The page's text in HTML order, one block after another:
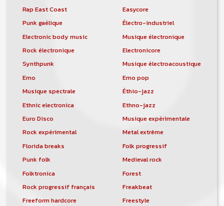
Rap East Coast
Easycore
Punk gaélique
Électro-industriel
Electronic body music
Musique électronique
Rock électronique
Electronicore
Synthpunk
Musique électroacoustique
Emo
Emo pop
Musique spectrale
Éthio-jazz
Ethnic electronica
Ethno-jazz
Euro Disco
Musique expérimentale
Rock expérimental
Metal extrême
Florida breaks
Folk progressif
Punk folk
Medieval rock
Folktronica
Forest
Rock progressif français
Freakbeat
Freeform hardcore
Freestyle